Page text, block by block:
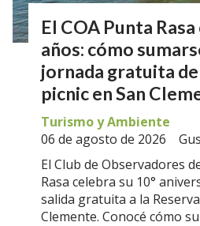
El COA Punta
años: cómo
jornada gratuita
picnic en San
Turismo y Ambiente
06 de agosto de 2026
El Club de Observadores
Rasa celebra su 10°
salida gratuita a la
Clemente. Conocé cómo